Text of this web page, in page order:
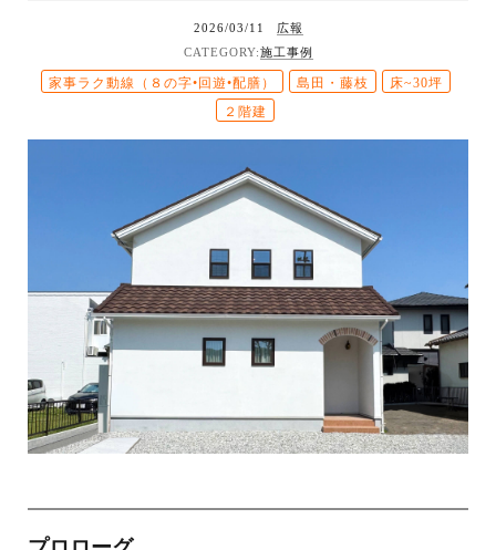
お施主様ブログ
2026/03/11
広報
施工事例
家事ラク動線（８の字•回遊•配膳） 島田・藤枝
床~30坪
２階建